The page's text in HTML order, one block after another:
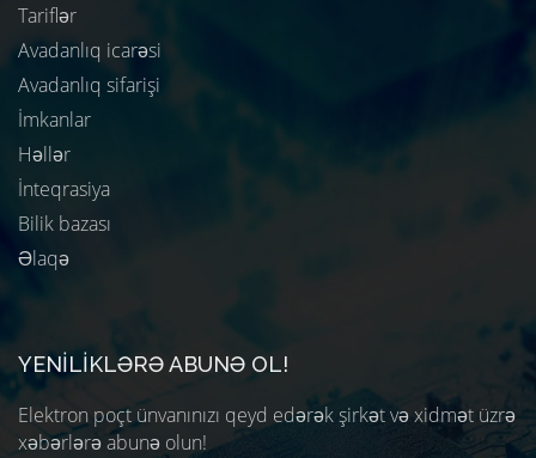
Tariflər
Avadanlıq icarəsi
Avadanlıq sifarişi
İmkanlar
Həllər
İnteqrasiya
Bilik bazası
Əlaqə
YENILIKLƏRƏ ABUNƏ OL!
Elektron poçt ünvanınızı qeyd edərək şirkət və xidmət üzrə
xəbərlərə abunə olun!